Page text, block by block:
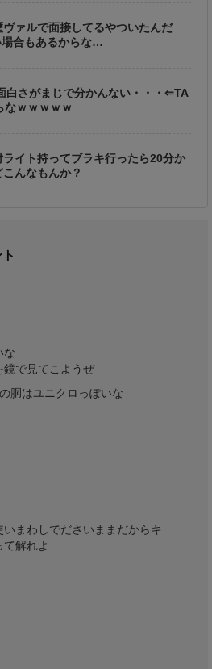
ヴァルで面接してるやついたんだ
合もあるからな…
白さがまじで分かんない・・・⇐TA
なｗｗｗｗｗ
ライト持ってブラキ行ったら20分か
んなもんか？
な
鏡で見てこようぜ
胴はユニクロっぽいな
まわしでださいままだからキ
解れよ